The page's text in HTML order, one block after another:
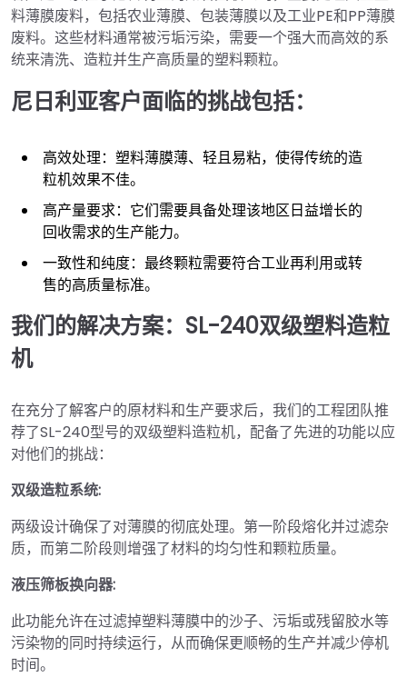
料薄膜废料，包括农业薄膜、包装薄膜以及工业PE和PP薄膜
废料。这些材料通常被污垢污染，需要一个强大而高效的系
统来清洗、造粒并生产高质量的塑料颗粒。
尼日利亚客户面临的挑战包括：
高效处理：塑料薄膜薄、轻且易粘，使得传统的造
粒机效果不佳。
高产量要求：它们需要具备处理该地区日益增长的
回收需求的生产能力。
一致性和纯度：最终颗粒需要符合工业再利用或转
售的高质量标准。
我们的解决方案：SL-240双级塑料造粒
机
在充分了解客户的原材料和生产要求后，我们的工程团队推
荐了SL-240型号的双级塑料造粒机，配备了先进的功能以应
对他们的挑战：
双级造粒系统:
两级设计确保了对薄膜的彻底处理。第一阶段熔化并过滤杂
质，而第二阶段则增强了材料的均匀性和颗粒质量。
液压筛板换向器:
此功能允许在过滤掉塑料薄膜中的沙子、污垢或残留胶水等
污染物的同时持续运行，从而确保更顺畅的生产并减少停机
时间。